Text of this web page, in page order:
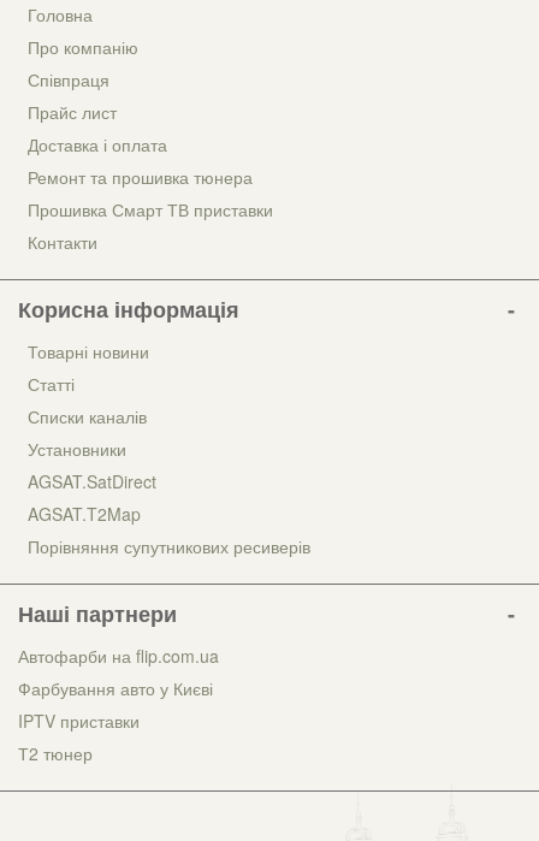
Головна
Про компанію
Співпраця
Прайс лист
Доставка і оплата
Ремонт та прошивка тюнера
Прошивка Смарт ТВ приставки
Контакти
Корисна інформація
Товарні новини
Статті
Списки каналів
Установники
AGSAT.SatDirect
AGSAT.T2Map
Порівняння супутникових ресиверів
Наші партнери
Автофарби на flip.com.ua
Фарбування авто у Києві
IPTV приставки
Т2 тюнер